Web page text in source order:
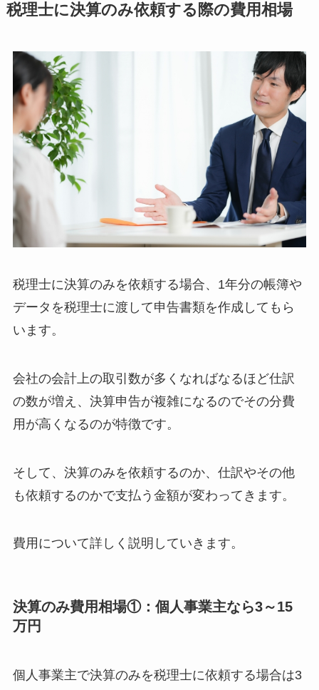
税理士に決算のみ依頼する際の費用相場
税理士に決算のみを依頼する場合、1年分の帳簿や
データを税理士に渡して申告書類を作成してもら
います。
会社の会計上の取引数が多くなればなるほど仕訳
の数が増え、決算申告が複雑になるのでその分費
用が高くなるのが特徴です。
そして、決算のみを依頼するのか、仕訳やその他
も依頼するのかで支払う金額が変わってきます。
費用について詳しく説明していきます。
決算のみ費用相場①：個人事業主なら3～15
万円
個人事業主で決算のみを税理士に依頼する場合は3